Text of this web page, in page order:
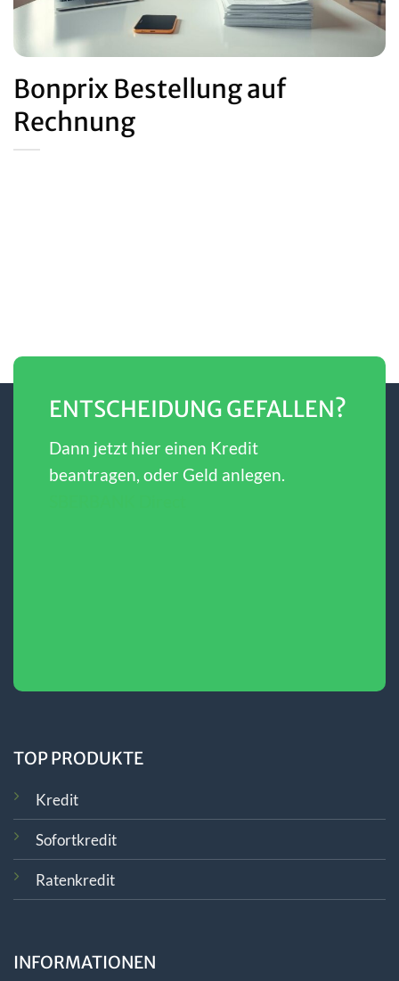
Bonprix Bestellung auf
Rechnung
ENTSCHEIDUNG GEFALLEN?
Dann jetzt hier einen Kredit
beantragen, oder Geld anlegen.
TOP PRODUKTE
Kredit
Sofortkredit
Ratenkredit
INFORMATIONEN